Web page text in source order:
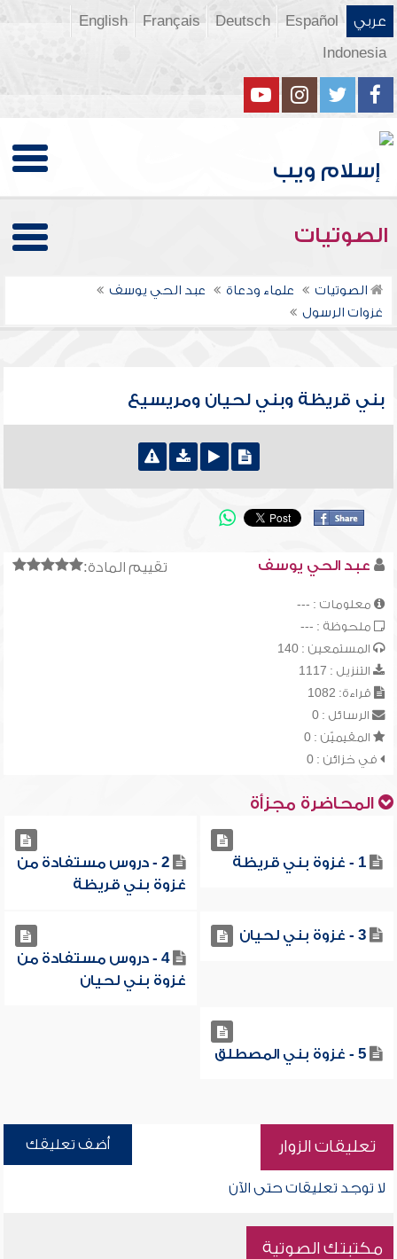
عربي Español
Deutsch
Français
English
Indonesia
الصوتيات
الصوتيات علماء ودعاة
عبد الحي يوسف
غزوات الرسول
بني قريظة وبني لحيان ومريسيع
تقييم المادة: عبد الحي يوسف
معلومات : ---
ملحوظة : ---
المستمعين : 140
التنزيل : 1117
قراءة: 1082
الرسائل : 0
المقيميّن : 0
في خزائن : 0
المحاضرة مجزأة
1 - غزوة بني قريظة
2 - دروس مستفادة من
غزوة بني قريظة
3 - غزوة بني لحيان
4 - دروس مستفادة من
غزوة بني لحيان
5 - غزوة بني المصطلق
تعليقات الزوار أضف تعليقك
لا توجد تعليقات حتى الآن
مكتبتك الصوتية